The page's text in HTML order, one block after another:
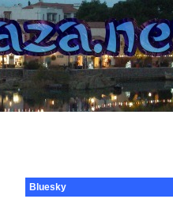
Bluesky